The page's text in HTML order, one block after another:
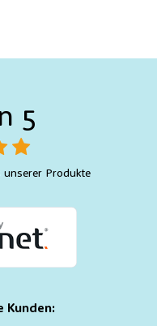
5
unserer Produkte
Kunden: